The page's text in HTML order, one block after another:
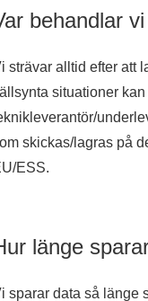
behandlar
strävar alltid efter att
situationer
skickas/lagras på
ESS.
länge
sparar data så länge